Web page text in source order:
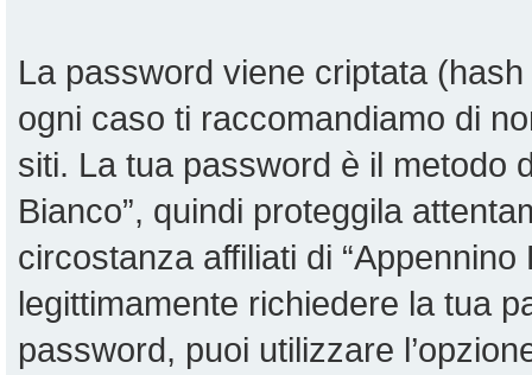
La password viene criptata
ogni caso ti raccomandiamo di
siti. La tua password è il metodo
Bianco”, quindi proteggila
circostanza affiliati di
legittimamente richiedere la tua
password, puoi utilizzare